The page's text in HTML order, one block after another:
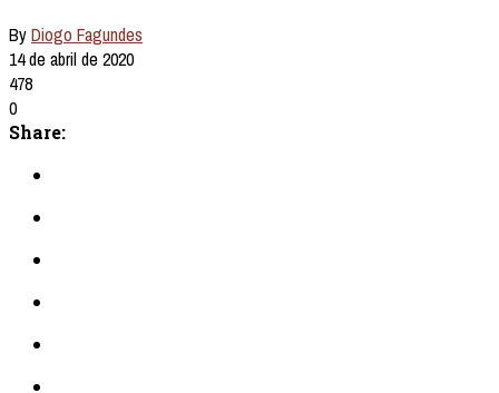
ByDiogo Fagundes
14 de abril de 2020
478
0
Share: